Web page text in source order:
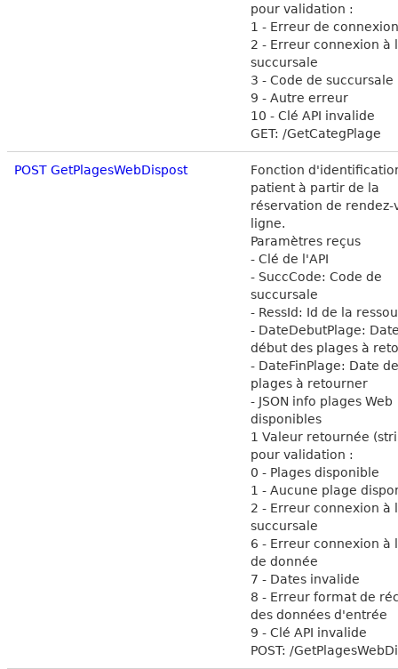
pour validation :
1 - Erreur de
2 - Erreur connexion à
succursale
3 - Code de
9 - Autre erreur
10 - Clé API invalide
GET: /GetCategPlage
POST GetPlagesWebDispost
Fonction
patient à partir de la
réservation de rendez-
ligne.
Paramètres reçus
- Clé de l'API
- SuccCode: Code de
succursale
- RessId: Id de la
- DateDebutPlage:
début des plages à
- DateFinPlage: Date
plages à retourner
- JSON info plages Web
disponibles
1 Valeur retournée
pour validation :
0 - Plages disponible
1 - Aucune plage
2 - Erreur connexion à
succursale
6 - Erreur connexion à
de donnée
7 - Dates invalide
8 - Erreur format de
des données d'entrée
9 - Clé API invalide
POST: /